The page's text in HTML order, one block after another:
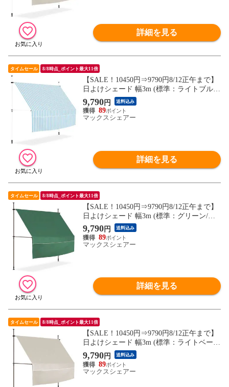
詳細を見る
タイムセール 8/8時点_ポイント最大11倍
【SALE！10450円⇒9790円8/12正午まで】
日よけシェード 幅3m (標準：ライトブルー
ストライプ/ホワイトフレーム/本体&前幕
付セット) つっぱり式 巻き上げ オーニング
UVカット 撥水 サンシェード 折りたたみ
9,790円 送料込み
89
マックスシェアー
詳細を見る
タイムセール 8/8時点_ポイント最大11倍
【SALE！10450円⇒9790円8/12正午まで】
日よけシェード 幅3m (標準：グリーン/ブ
ラウンフレーム/本体&前幕付セット) つっ
ぱり式 巻き上げ オーニング UVカット 撥
水 サンシェード 折りたたみ 目隠し 物干し
9,790円 送料込み
89
マックスシェアー
詳細を見る
タイムセール 8/8時点_ポイント最大11倍
【SALE！10450円⇒9790円8/12正午まで】
日よけシェード 幅3m (標準：ライトベージ
ュ/ブラウンフレーム/本体&前幕付セット)
つっぱり式 巻き上げ オーニング UVカット
撥水 サンシェード 折りたたみ 目隠し 物干
9,790円 送料込み
89
マックスシェアー